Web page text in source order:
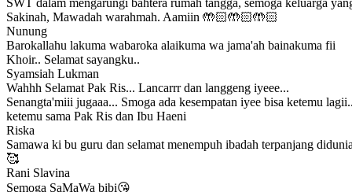
Sakinah, Mawadah warahmah. Aamiin 🤲🏻🤲🏻🤲🏻
Nunung
Barokallahu lakuma wabaroka alaikuma wa jama'ah bainakuma fii
Khoir.. Selamat sayangku..
Syamsiah Lukman
Wahhh Selamat Pak Ris... Lancarrr dan langgeng iyeee...
Senangta'miii jugaaa... Smoga ada kesempatan iyee bisa ketemu
ketemu sama Pak Ris dan Ibu Haeni
Riska
Samawa ki bu guru dan selamat menempuh ibadah terpanjang
🥰
Rani Slavina
Semoga SaMaWa bibi😘